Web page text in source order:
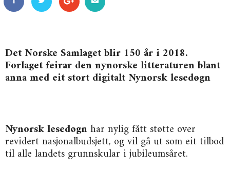
Det Norske Samlaget blir 150 år i 2018.
Forlaget feirar den nynorske litteraturen blant
anna med eit stort digitalt Nynorsk lesedøgn
Nynorsk lesedøgnhar nylig fått støtte over
revidert nasjonalbudsjett, og vil gå ut som eit tilbod
til alle landets grunnskular i jubileumsåret.